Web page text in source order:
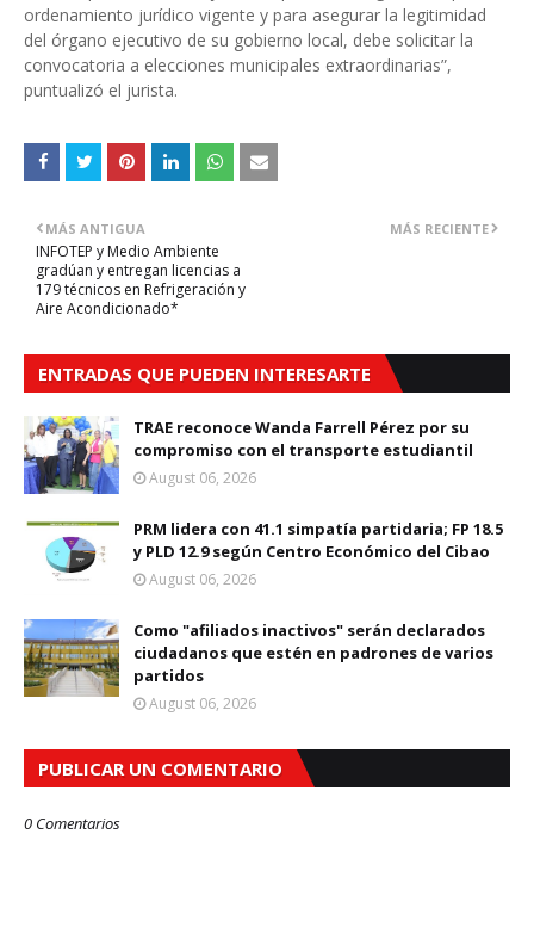
ordenamiento jurídico vigente y para asegurar la legitimidad
del órgano ejecutivo de su gobierno local, debe solicitar la
convocatoria a elecciones municipales extraordinarias”,
puntualizó el jurista.
MÁS RECIENTE
MÁS ANTIGUA
INFOTEP y Medio Ambiente
gradúan y entregan licencias a
179 técnicos en Refrigeración y
Aire Acondicionado*
ENTRADAS QUE PUEDEN INTERESARTE
TRAE reconoce Wanda Farrell Pérez por su
compromiso con el transporte estudiantil
August 06, 2026
PRM lidera con 41.1 simpatía partidaria; FP 18.5
y PLD 12.9 según Centro Económico del Cibao
August 06, 2026
Como "afiliados inactivos" serán declarados
ciudadanos que estén en padrones de varios
partidos
August 06, 2026
PUBLICAR UN COMENTARIO
0 Comentarios